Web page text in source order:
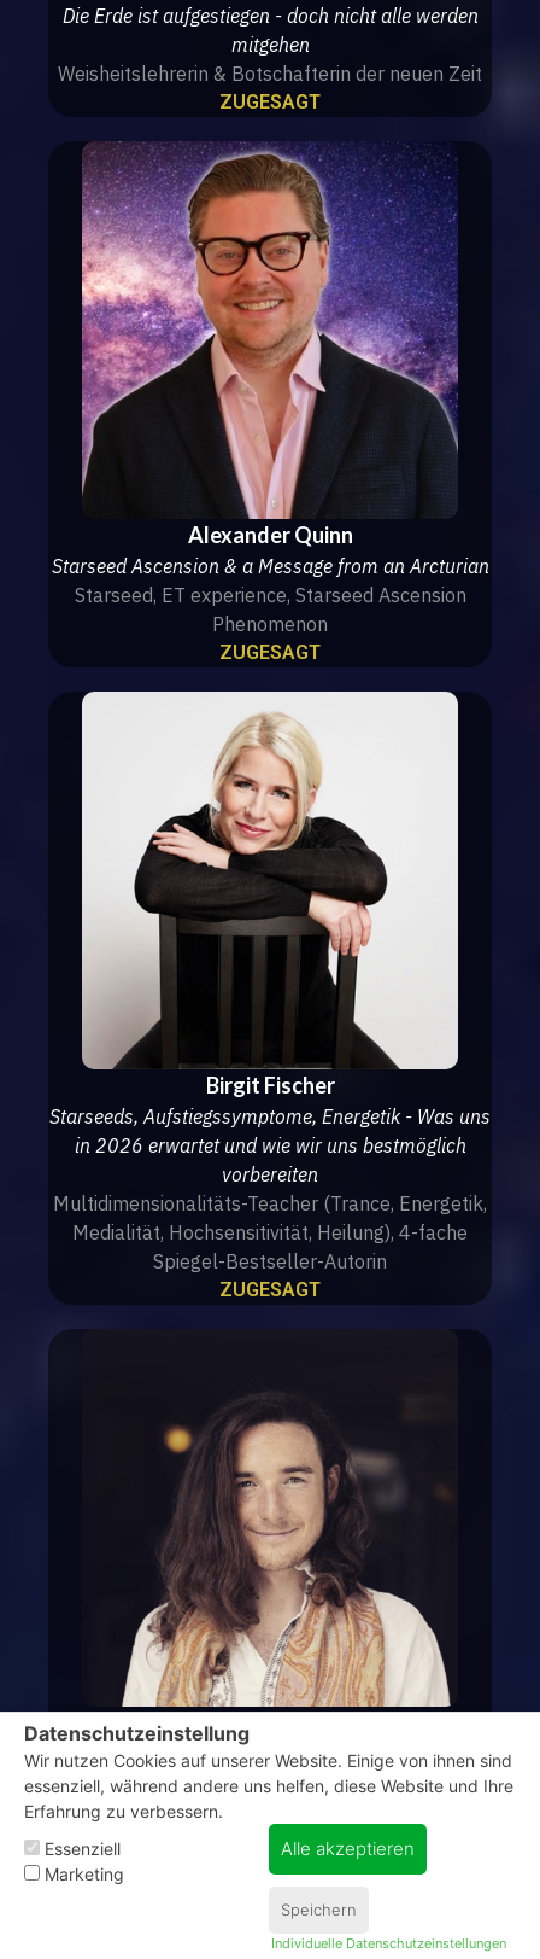
Die Erde ist aufgestiegen - doch nicht alle werden
mitgehen
Weisheitslehrerin & Botschafterin der neuen Zeit
ZUGESAGT
Alexander Quinn
Starseed Ascension & a Message from an Arcturian
Starseed, ET experience, Starseed Ascension
Phenomenon
ZUGESAGT
Birgit Fischer
Starseeds, Aufstiegssymptome, Energetik - Was uns
in 2026 erwartet und wie wir uns bestmöglich
vorbereiten
Multidimensionalitäts-Teacher (Trance, Energetik,
Medialität, Hochsensitivität, Heilung), 4-fache
Spiegel-Bestseller-Autorin
ZUGESAGT
Robin Kaiser
Reset, Zeitlinien, Aufstieg - und die befreite
Menschheit
Psychologe, Autor und Seminarleiter / Experte für
den Bewusstseinswandel
ZUGESAGT
ClickSummits
ClickSummits
Datenschutzeinstellung
Wir nutzen Cookies auf unserer Website. Einige von ihnen sind
essenziell, während andere uns helfen, diese Website und Ihre
Erfahrung zu verbessern.
Essenziell
Marketing
Alle akzeptieren
Speichern
Individuelle Datenschutzeinstellungen